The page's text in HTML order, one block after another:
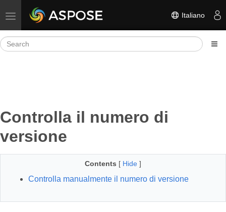
Toggle navigation Italiano
Controlla il numero di
versione
Contents [ Hide ]
Controlla manualmente il numero di versione